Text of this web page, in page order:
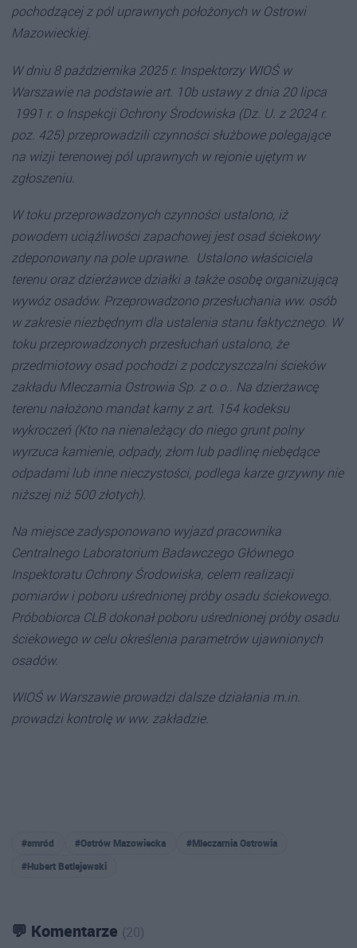
pochodzącej z pól uprawnych położonych w Ostrowi
Mazowieckiej.
W dniu 8 października 2025 r. Inspektorzy WIOŚ w
Warszawie na podstawie art. 10b ustawy z dnia 20 lipca
1991 r. o Inspekcji Ochrony Środowiska (Dz. U. z 2024 r.
poz. 425) przeprowadzili czynności służbowe polegające
na wizji terenowej pól uprawnych w rejonie ujętym w
zgłoszeniu.
W toku przeprowadzonych czynności ustalono, iż
powodem uciążliwości zapachowej jest osad ściekowy
zdeponowany na pole uprawne. Ustalono właściciela
terenu oraz dzierżawce działki a także osobę organizującą
wywóz osadów. Przeprowadzono przesłuchania ww. osób
w zakresie niezbędnym dla ustalenia stanu faktycznego. W
toku przeprowadzonych przesłuchań ustalono, że
przedmiotowy osad pochodzi z podczyszczalni ścieków
zakładu Mleczarnia Ostrowia Sp. z o.o.. Na dzierżawcę
terenu nałożono mandat karny z art. 154 kodeksu
wykroczeń (Kto na nienależący do niego grunt polny
wyrzuca kamienie, odpady, złom lub padlinę niebędące
odpadami lub inne nieczystości, podlega karze grzywny nie
niższej niż 500 złotych).
Na miejsce zadysponowano wyjazd pracownika
Centralnego Laboratorium Badawczego Głównego
Inspektoratu Ochrony Środowiska, celem realizacji
pomiarów i poboru uśrednionej próby osadu ściekowego.
Próbobiorca CLB dokonał poboru uśrednionej próby osadu
ściekowego w celu określenia parametrów ujawnionych
osadów.
WIOŚ w Warszawie prowadzi dalsze działania m.in.
prowadzi kontrolę w ww. zakładzie.
#smród #Ostrów Mazowiecka
#Mleczarnia Ostrowia
#Hubert Betlejewski
💬 Komentarze (20)